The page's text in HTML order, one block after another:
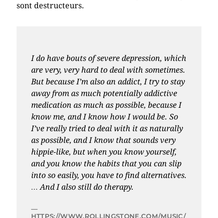
sont destructeurs.
I do have bouts of severe depression, which
are very, very hard to deal with sometimes.
But because I’m also an addict, I try to stay
away from as much potentially addictive
medication as much as possible, because I
know me, and I know how I would be. So
I’ve really tried to deal with it as naturally
as possible, and I know that sounds very
hippie-like, but when you know yourself,
and you know the habits that you can slip
into so easily, you have to find alternatives.
… And I also still do therapy.
HTTPS://WWW.ROLLINGSTONE.COM/MUSIC/